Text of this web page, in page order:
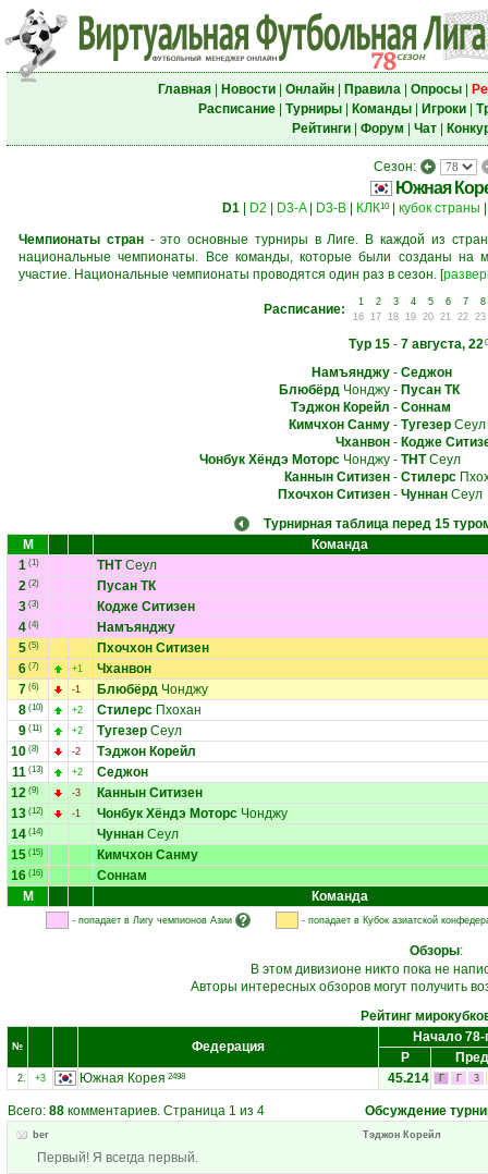
Главная| Новости| Онлайн| Правила| Опросы|
Расписание| Турниры| Команды| Игроки|
Рейтинги| Форум Чат|
Сезон:
Южная
D1 D2 D3-A| D3-B КЛК10| кубок страны
Чемпионаты стран- это основные турниры в Лиге. В каждой из
национальные чемпионаты. Все команды, которые были созданы на
участие. Национальные чемпионаты проводятся один раз в сезон. [
Расписание: 1 2 3 4 5 6 7
8
16
17 18 19 20 21 22 23
Тур 15- 7 августа, 22
Намъянджу- Седжон
БлюбёрдЧонджу- Пусан ТК
Тэджон Корейл - Соннам
Кимчхон Санму- ТугезерСеул
Чханвон- Кодже
Чонбук Хёндэ МоторсЧонджу- ТНТСеул
Каннын Ситизен- Стилерс
Пхочхон Ситизен- ЧуннанСеул
Турнирная таблица перед 15
М
Команда
1 (1) ТНТСеул
2 (2)
Пусан ТК
3 (3)
Кодже Ситизен
4 (4)
Намъянджу
5 (5)
Пхочхон Ситизен
6 (7) +1
Чханвон
7 (6) -1 Блюбёрд Чонджу
8 (10) +2 Стилерс Пхохан
9 (11) +2 Тугезер Сеул
10 (8) -2
Тэджон Корейл
11 (13) +2
Седжон
12 (9) -3
Каннын Ситизен
13 (12) -1 Чонбук Хёндэ Моторс Чонджу
14 (14) Чуннан Сеул
15 (15)
Кимчхон Санму
16 (16)
Соннам
М
Команда
- попадает в Лигу чемпионов Азии - попадает в Кубок азиатской
Обзоры:
В этом дивизионе никто пока не
Авторы интересных обзоров могут получить
Рейтинг
№ Федерация
Начало 78-
Р
2. +3 Южная Корея 2498 45.214 Г Г 3
Всего: 88 комментариев. Страница 1 из 4 Обсуждение
ber Тэджон Корейл
Первый! Я всегда первый.